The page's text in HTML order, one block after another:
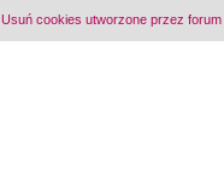
Usuń cookies utworzone przez forum